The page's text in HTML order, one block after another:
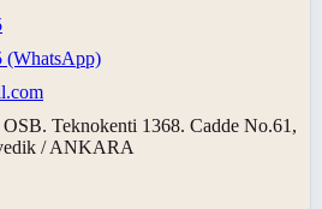
(WhatsApp)
Teknokenti 1368. Cadde No.61,
/ ANKARA